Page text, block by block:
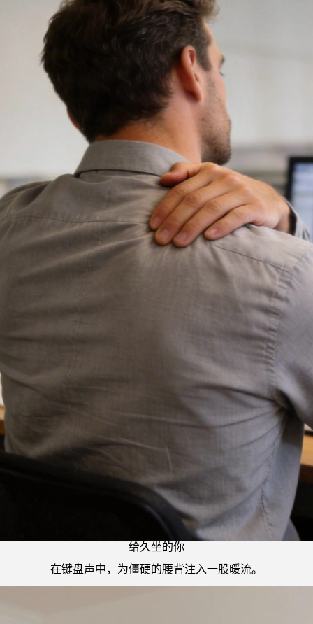
给久坐的你
在键盘声中，为僵硬的腰背注入一股暖流。